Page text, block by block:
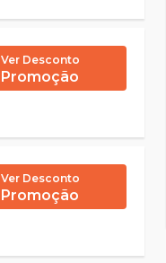
Ver Desconto
Promoção
Ver Desconto
Promoção